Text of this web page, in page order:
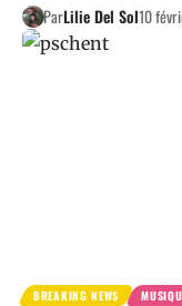
ParLilie Del Sol10
BREAKING NEWS